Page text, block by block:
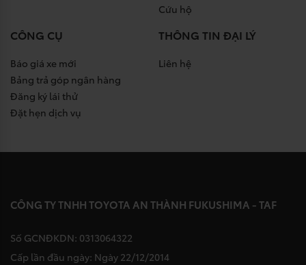
Cứu hộ
CÔNG CỤ
Báo giá xe mới
Bảng trả góp ngân hàng
Đăng ký lái thử
Đặt hẹn dịch vụ
THÔNG TIN ĐẠI LÝ
Liên hệ
CÔNG TY TNHH TOYOTA AN THÀNH FUKUSHIMA - TAF
Số GCNĐKDN: 0313064322
Cấp lần đầu ngày: Ngày 22/12/2014